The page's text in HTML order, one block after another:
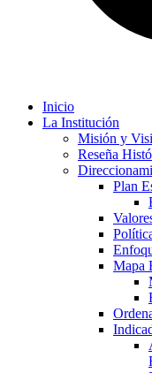
Inicio
La Institución
Misión y
Reseña
Plan
Mapa